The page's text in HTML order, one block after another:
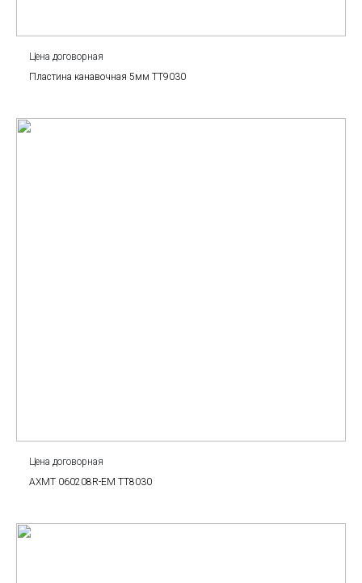
Цена договорная
Пластина канавочная 5мм TT9030
Цена договорная
AXMT 060208R-EM TT8030